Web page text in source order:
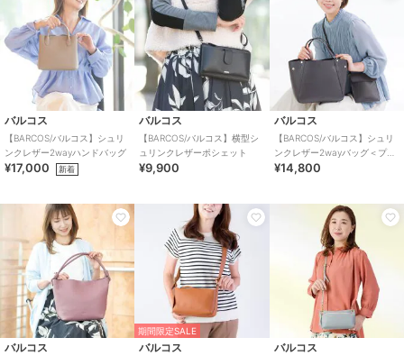
バルコス
【BARCOS/バルコス】シュリ
ンクレザー2wayハンドバッグ
¥17,000 新着
バルコス
【BARCOS/バルコス】横型シ
ュリンクレザーポシェット
¥9,900
バルコス
【BARCOS/バルコス】シュリ
ンクレザー2wayバッグ＜プレ
ミアム4点セット＞
¥14,800
バルコス
期間限定SALE
バルコス バルコス